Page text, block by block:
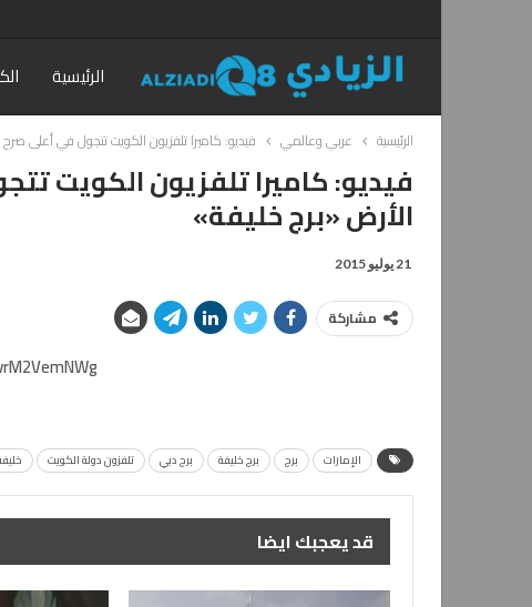
الرئيسية
الرئيسية عربي وعالمي فيديو: كاميرا تلفزيون الكويت تتجول في أعلى
فيديو: كاميرا تلفزيون الكويت
الأرض «برج خليفة»
21 يوليو 2015
مشاركة
الإمارات برج برج خليفة برج دبي تلفزون دولة الكويت
قد يعجبك ايضا